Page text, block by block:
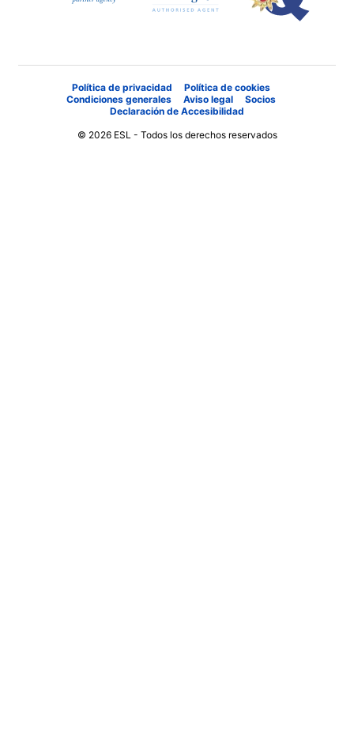
Política de privacidad
Política de cookies
Condiciones generales
Aviso legal
Socios
Declaración de Accesibilidad
© 2026 ESL - Todos los derechos reservados